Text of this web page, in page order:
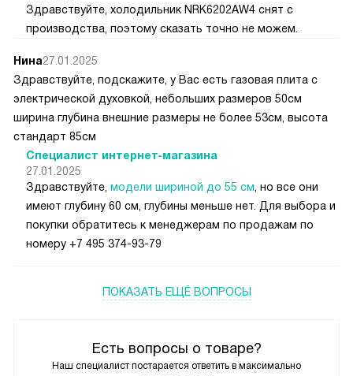
Есть вопросы о товаре?
Наш специалист постарается ответить в максимально
Здравствуйте, холодильник NRK6202AW4 снят с
производства, поэтому сказать точно не можем.
Нина27.01.2025
Здравствуйте, подскажите, у Вас есть газовая плита с
электрической духовкой, небольших размеров 50см
ширина глубина внешние размеры не более 53см, высота
стандарт 85см
Специалист интернет-магазина
27.01.2025
Здравствуйте, модели шириной до 55 см, но все они
имеют глубину 60 см, глубины меньше нет. Для выбора и
покупки обратитесь к менеджерам по продажам по
номеру +7 495 374-93-79
ПОКАЗАТЬ ЕЩЁ ВОПРОСЫ